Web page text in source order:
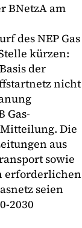
BNetzA am
des NEP Gas
kürzen:
der
nicht
Gas-
Die
aus
sowie
erforderlichen
seien
2030